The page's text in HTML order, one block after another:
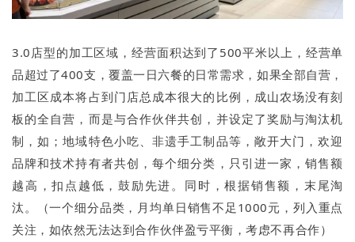
3.0店型的加工区域，经营面积达到了500平米以上，经营单
品超过了400支，覆盖一日六餐的日常需求，如果全部自营，
加工区成本将占到门店总成本很大的比例，成山农场没有刻
板的全自营，而是与合作伙伴共创，并设定了奖励与淘汰机
制，如；地域特色小吃、非遗手工制品等，敞开大门，欢迎
品牌和技术持有者共创，每个细分类，只引进一家，销售额
越高，扣点越低，鼓励先进。同时，根据销售额，末尾淘
汰。（一个细分品类，月均单日销售不足1000元，列入重点
关注，如依然无法达到合作伙伴盈亏平衡，考虑不再合作）